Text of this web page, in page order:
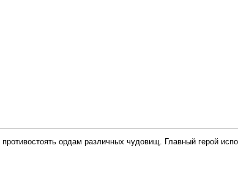
ордам различных чудовищ. Главный герой